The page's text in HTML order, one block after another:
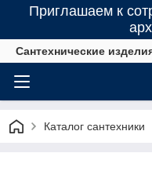
Приглашаем к
Сантехнические
Каталог сантехники